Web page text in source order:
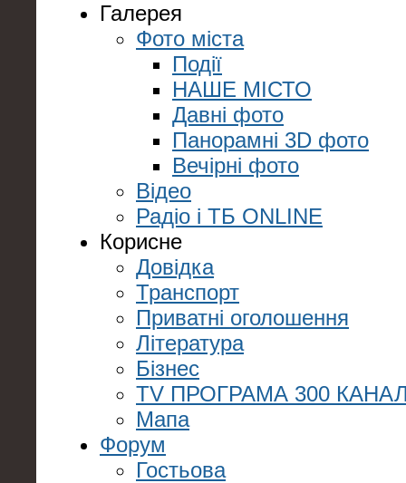
Галерея
Фото міста
Події
НАШЕ МІСТО
Давні фото
Панорамні 3D фото
Вечірні фото
Відео
Радіо і ТБ ONLINE
Корисне
Довідка
Транспорт
Приватні оголошення
Література
Бізнес
TV ПРОГРАМА 300
Мапа
Форум
Гостьова